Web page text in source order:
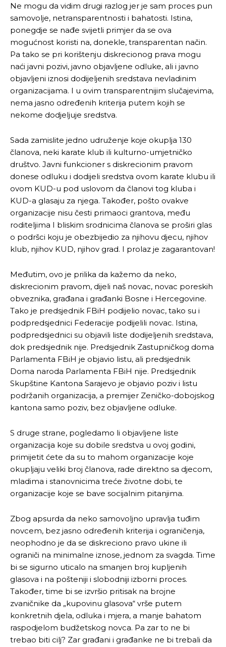
Pusti priču da živi!
Pusti priču da živi!
Ne mogu da vidim drugi razlog jer je sam proces pun
samovolje, netransparentnosti i bahatosti. Istina,
ponegdje se nađe svijetli primjer da se ova
mogućnost koristi na, donekle, transparentan način.
Pa tako se pri korištenju diskrecionog prava mogu
naći javni pozivi, javno objavljene odluke, ali i javno
objavljeni iznosi dodijeljenih sredstava nevladinim
organizacijama. I u ovim transparentnijim slučajevima,
nema jasno određenih kriterija putem kojih se
nekome dodjeljuje sredstva.
Sada zamislite jedno udruženje koje okuplja 130
članova, neki karate klub ili kulturno-umjetničko
društvo. Javni funkcioner s diskrecionim pravom
donese odluku i dodijeli sredstva ovom karate klubu ili
ovom KUD-u pod uslovom da članovi tog kluba i
KUD-a glasaju za njega. Također, pošto ovakve
organizacije nisu česti primaoci grantova, među
roditeljima I bliskim srodnicima članova se proširi glas
o podršci koju je obezbijedio za njihovu djecu, njihov
klub, njihov KUD, njihov grad. I prolaz je zagarantovan!
Međutim, ovo je prilika da kažemo da neko,
diskrecionim pravom, dijeli naš novac, novac poreskih
obveznika, građana i građanki Bosne i Hercegovine.
Tako je predsjednik FBiH podijelio novac, tako su i
podpredsjednici Federacije podijelili novac. Istina,
podpredsjednici su objavili liste dodijeljenih sredstava,
dok predsjednik nije. Predsjednik Zastupničkog doma
Parlamenta FBiH je objavio listu, ali predsjednik
Doma naroda Parlamenta FBiH nije. Predsjednik
Skupštine Kantona Sarajevo je objavio poziv i listu
podržanih organizacija, a premijer Zeničko-dobojskog
kantona samo poziv, bez objavljene odluke.
S druge strane, pogledamo li objavljene liste
organizacija koje su dobile sredstva u ovoj godini,
primijetit ćete da su to mahom organizacije koje
okupljaju veliki broj članova, rade direktno sa djecom,
mladima i stanovnicima treće životne dobi, te
organizacije koje se bave socijalnim pitanjima.
Zbog apsurda da neko samovoljno upravlja tuđim
novcem, bez jasno određenih kriterija i ograničenja,
neophodno je da se diskreciono pravo ukine ili
ograniči na minimalne iznose, jednom za svagda. Time
bi se sigurno uticalo na smanjen broj kupljenih
glasova i na pošteniji i slobodniji izborni proces.
Također, time bi se izvršio pritisak na brojne
zvaničnike da „kupovinu glasova“ vrše putem
konkretnih djela, odluka i mjera, a manje bahatom
raspodjelom budžetskog novca. Pa zar to ne bi
trebao biti cilj? Zar građani i građanke ne bi trebali da